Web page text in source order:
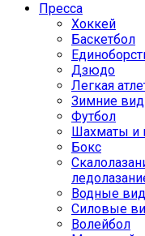
Пресса
Хоккей
Баскетбол
Дзюдо
Легкая
Зимние
Футбол
Шахматы
Бокс
Водные
Силовые
Волейбол